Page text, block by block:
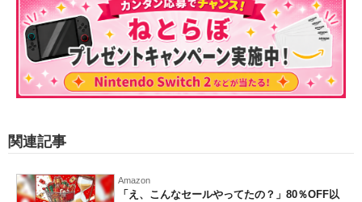
関連記事
Amazon
「え、こんなセールやってたの？」80％OFF以